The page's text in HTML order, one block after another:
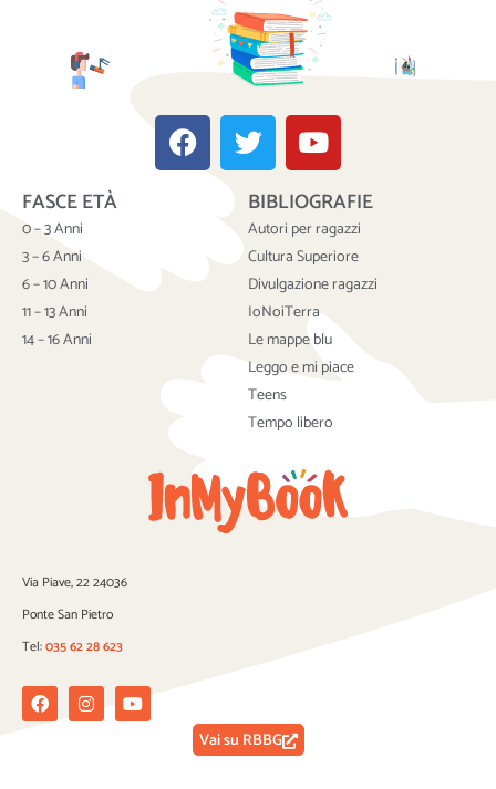
F
a
c
T
w
i
t
t
e
r
Y
o
u
t
u
b
e
FASCE ETÀ
0 – 3 Anni
3 – 6 Anni
6 – 10 Anni
11 – 13 Anni
14 – 16 Anni
BIBLIOGRAFIE
Autori per ragazzi
Cultura Superiore
Divulgazione ragazzi
IoNoiTerra
Le mappe blu
Leggo e mi piace
Teens
Tempo libero
Via Piave, 22 24036
Ponte San Pietro
Tel:035 62 28 623
FacebookInstagramYoutube
Vai su RBBG